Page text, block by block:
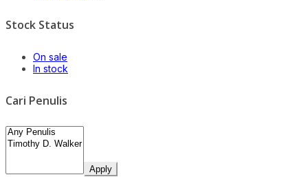
Stock Status
On sale
In stock
Cari Penulis
Apply